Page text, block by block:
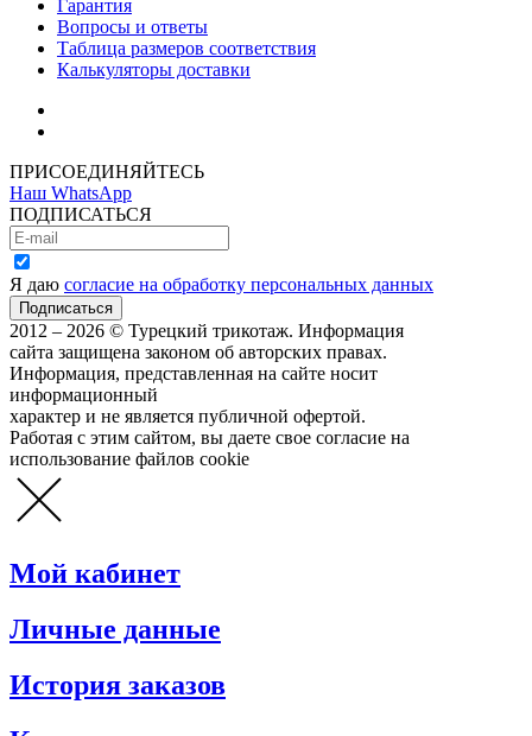
Гарантия
Вопросы и ответы
Таблица размеров соответствия
Калькуляторы доставки
ПРИСОЕДИНЯЙТЕСЬ
Наш WhatsApp
ПОДПИСАТЬСЯ
Я даю согласие на обработку персональных данных
2012 – 2026 © Турецкий трикотаж. Информация
сайта защищена законом об авторских правах.
Информация, представленная на сайте носит
информационный
характер и не является публичной офертой.
Работая с этим сайтом, вы даете свое согласие на
использование файлов cookie
Мой кабинет
Личные данные
История заказов